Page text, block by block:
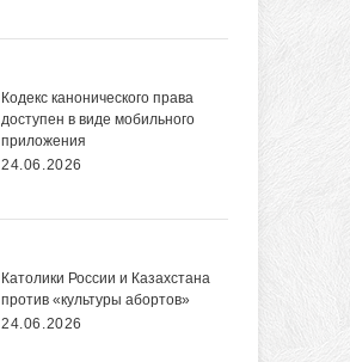
Кодекс канонического права
доступен в виде мобильного
приложения
24.06.2026
Католики России и Казахстана
против «культуры абортов»
24.06.2026